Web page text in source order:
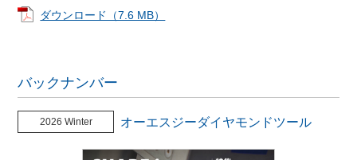
ダウンロード（7.6 MB）
バックナンバー
2026 Winter オーエスジーダイヤモンドツール